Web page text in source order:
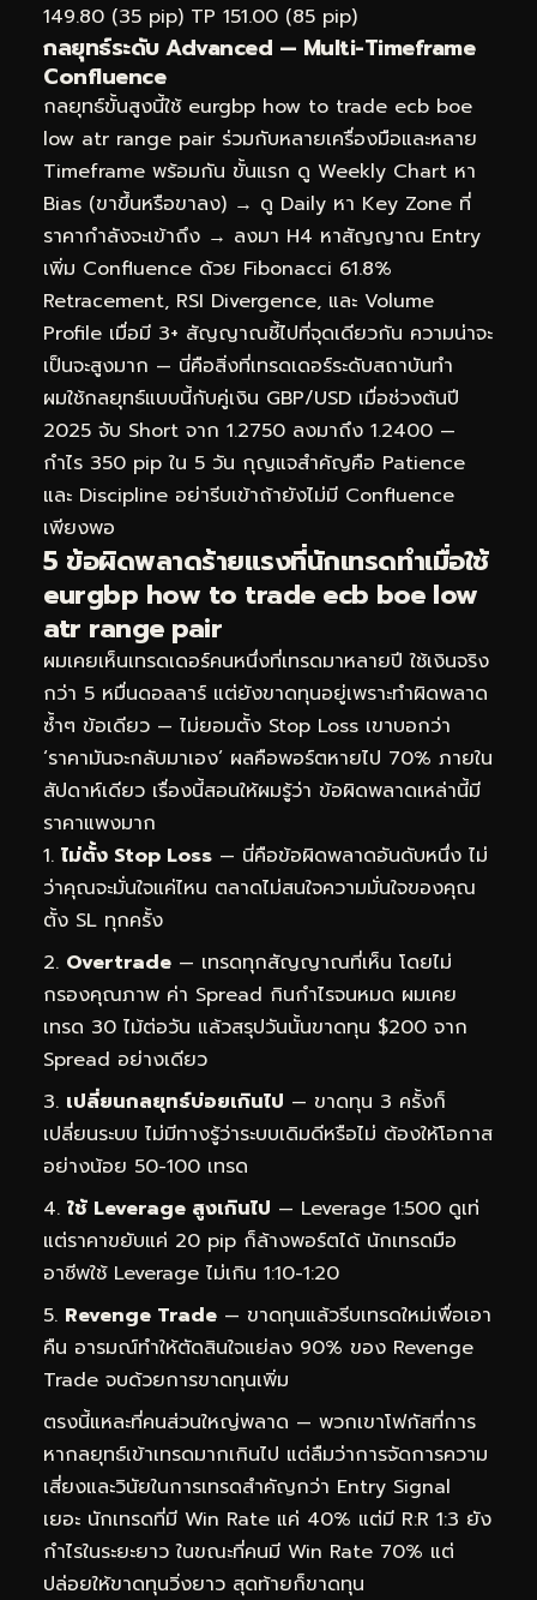
149.80 (35 pip) TP 151.00 (85 pip)
กลยุทธ์ระดับ Advanced — Multi-Timeframe
Confluence
กลยุทธ์ขั้นสูงนี้ใช้ eurgbp how to trade ecb boe
low atr range pair ร่วมกับหลายเครื่องมือและหลาย
Timeframe พร้อมกัน ขั้นแรก ดู Weekly Chart หา
Bias (ขาขึ้นหรือขาลง) → ดู Daily หา Key Zone ที่
ราคากำลังจะเข้าถึง → ลงมา H4 หาสัญญาณ Entry
เพิ่ม Confluence ด้วย Fibonacci 61.8%
Retracement, RSI Divergence, และ Volume
Profile เมื่อมี 3+ สัญญาณชี้ไปที่จุดเดียวกัน ความน่าจะ
เป็นจะสูงมาก — นี่คือสิ่งที่เทรดเดอร์ระดับสถาบันทำ
ผมใช้กลยุทธ์แบบนี้กับคู่เงิน GBP/USD เมื่อช่วงต้นปี
2025 จับ Short จาก 1.2750 ลงมาถึง 1.2400 —
กำไร 350 pip ใน 5 วัน กุญแจสำคัญคือ Patience
และ Discipline อย่ารีบเข้าถ้ายังไม่มี Confluence
เพียงพอ
5 ข้อผิดพลาดร้ายแรงที่นักเทรดทำเมื่อใช้
eurgbp how to trade ecb boe low
atr range pair
ผมเคยเห็นเทรดเดอร์คนหนึ่งที่เทรดมาหลายปี ใช้เงินจริง
กว่า 5 หมื่นดอลลาร์ แต่ยังขาดทุนอยู่เพราะทำผิดพลาด
ซ้ำๆ ข้อเดียว — ไม่ยอมตั้ง Stop Loss เขาบอกว่า
‘ราคามันจะกลับมาเอง’ ผลคือพอร์ตหายไป 70% ภายใน
สัปดาห์เดียว เรื่องนี้สอนให้ผมรู้ว่า ข้อผิดพลาดเหล่านี้มี
ราคาแพงมาก
ไม่ตั้ง Stop Loss — นี่คือข้อผิดพลาดอันดับหนึ่ง ไม่
ว่าคุณจะมั่นใจแค่ไหน ตลาดไม่สนใจความมั่นใจของคุณ
ตั้ง SL ทุกครั้ง
Overtrade — เทรดทุกสัญญาณที่เห็น โดยไม่
กรองคุณภาพ ค่า Spread กินกำไรจนหมด ผมเคย
เทรด 30 ไม้ต่อวัน แล้วสรุปวันนั้นขาดทุน $200 จาก
Spread อย่างเดียว
เปลี่ยนกลยุทธ์บ่อยเกินไป — ขาดทุน 3 ครั้งก็
เปลี่ยนระบบ ไม่มีทางรู้ว่าระบบเดิมดีหรือไม่ ต้องให้โอกาส
อย่างน้อย 50-100 เทรด
ใช้ Leverage สูงเกินไป — Leverage 1:500 ดูเท่
แต่ราคาขยับแค่ 20 pip ก็ล้างพอร์ตได้ นักเทรดมือ
อาชีพใช้ Leverage ไม่เกิน 1:10-1:20
Revenge Trade — ขาดทุนแล้วรีบเทรดใหม่เพื่อเอา
คืน อารมณ์ทำให้ตัดสินใจแย่ลง 90% ของ Revenge
Trade จบด้วยการขาดทุนเพิ่ม
ตรงนี้แหละที่คนส่วนใหญ่พลาด — พวกเขาโฟกัสที่การ
หากลยุทธ์เข้าเทรดมากเกินไป แต่ลืมว่าการจัดการความ
เสี่ยงและวินัยในการเทรดสำคัญกว่า Entry Signal
เยอะ นักเทรดที่มี Win Rate แค่ 40% แต่มี R:R 1:3 ยัง
กำไรในระยะยาว ในขณะที่คนมี Win Rate 70% แต่
ปล่อยให้ขาดทุนวิ่งยาว สุดท้ายก็ขาดทุน